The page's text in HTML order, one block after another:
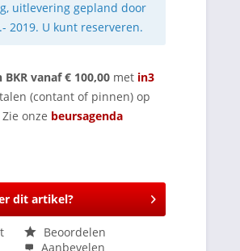
uitlevering gepland door
2019. U kunt reserveren.
vanaf € 100,00 met in3
(contant of pinnen) op
onze beursagenda
dit artikel?
Beoordelen
Aanbevelen